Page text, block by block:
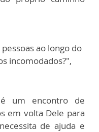
ao longo do
incomodados?",
um encontro de
em volta Dele para
de ajuda e